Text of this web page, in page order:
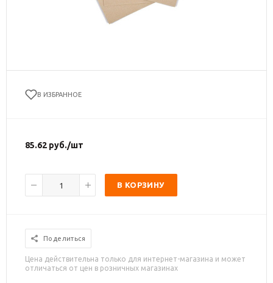
В ИЗБРАННОЕ
85.62 руб./шт
В КОРЗИНУ
Поделиться
Цена действительна только для интернет-магазина и может
отличаться от цен в розничных магазинах